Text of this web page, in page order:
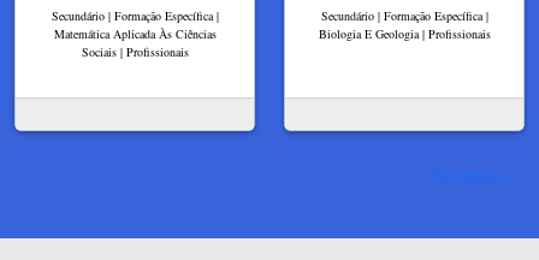
Secundário | Formação Específica |
Matemática Aplicada Às Ciências
Sociais | Profissionais
Secundário | Formação Específica |
Biologia E Geologia | Profissionais
Ver mais